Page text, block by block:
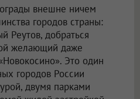
внешне ничем
городов страны:
Реутов, добраться
желающий даже
Это один
городов России
двумя парками